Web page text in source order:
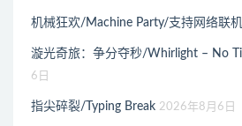
机械狂欢/Machine Party/支持网络联机
漩光奇旅：争分夺秒/Whirlight – No
6日
指尖碎裂/Typing Break 2026年8月6日